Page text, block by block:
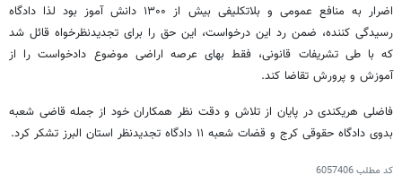
اضرار به منافع عمومی و بلاتکلیفی بیش از ۱۳۰۰ دانش آموز بود لذا دادگاه
رسیدگی کننده، ضمن رد این درخواست، این حق را برای تجدیدنظرخواه قائل شد
که با طی تشریفات قانونی، فقط بهای عرصه اراضی موضوع دادخواست را از
آموزش و پرورش تقاضا کند.
فاضلی هریکندی در پایان از تلاش و دقت نظر همکاران خود از جمله قاضی شعبه
بدوی دادگاه حقوقی کرج و قضات شعبه ١١ دادگاه تجدیدنظر استان البرز تشکر کرد.
کد مطلب6057406